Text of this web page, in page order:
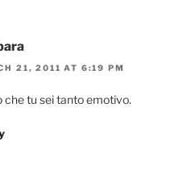
21, 2011 AT 6:19 PM
che tu sei tanto emotivo.